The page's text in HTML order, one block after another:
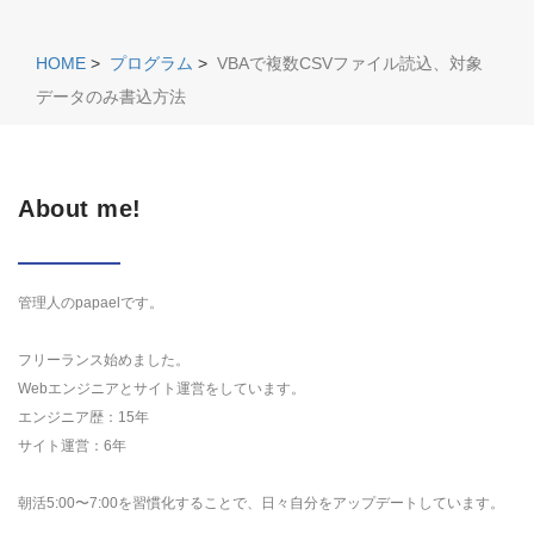
HOME > プログラム > VBAで複数CSVファイル読込、対象
データのみ書込方法
About me!
管理人のpapaelです。
フリーランス始めました。
Webエンジニアとサイト運営をしています。
エンジニア歴：15年
サイト運営：6年
朝活5:00〜7:00を習慣化することで、日々自分をアップデートしています。